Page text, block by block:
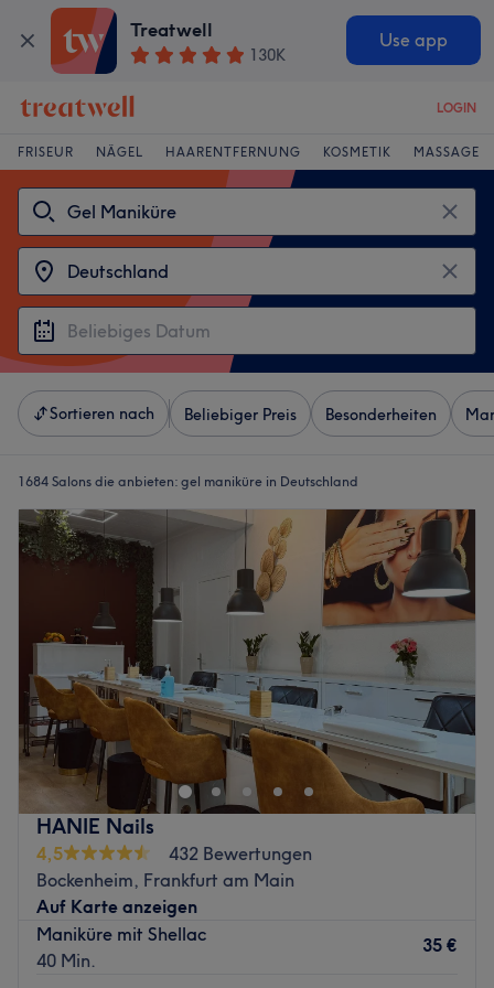
Treatwell
130K
Use app
LOGIN
FRISEUR NÄGEL HAARENTFERNUNG KOSMETIK MASSAGE
Sortieren nach Beliebiger Preis Besonderheiten
1684 Salons die anbieten: gel maniküre in Deutschland
HANIE Nails
4,5
432 Bewertungen
Bockenheim, Frankfurt am Main
Auf Karte anzeigen
Maniküre mit Shellac
40 Min.
35 €